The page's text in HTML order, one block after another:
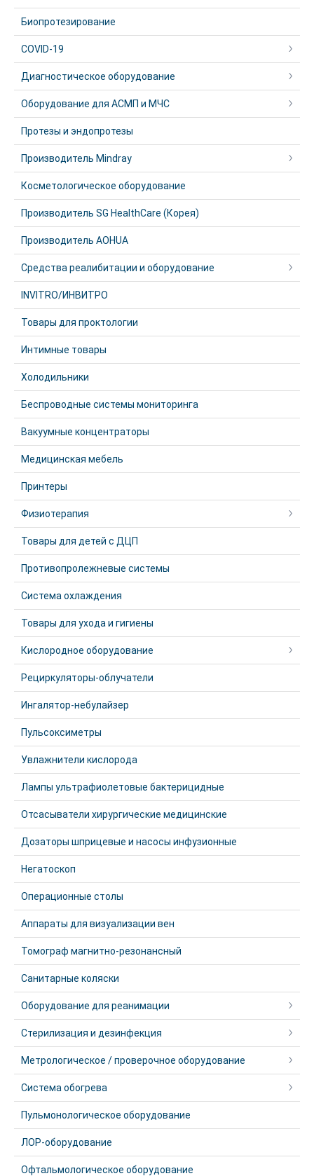
Биопротезирование
COVID-19
Диагностическое оборудование
Оборудование для АСМП и МЧС
Протезы и эндопротезы
Производитель Mindray
Косметологическое оборудование
Производитель SG HealthCare (Корея)
Производитель AOHUA
Средства реалибитации и оборудование
INVITRO/ИНВИТРО
Товары для проктологии
Интимные товары
Холодильники
Беспроводные системы мониторинга
Вакуумные концентраторы
Медицинская мебель
Принтеры
Физиотерапия
Товары для детей с ДЦП
Противопролежневые системы
Система охлаждения
Товары для ухода и гигиены
Кислородное оборудование
Рециркуляторы-облучатели
Ингалятор-небулайзер
Пульсоксиметры
Увлажнители кислорода
Лампы ультрафиолетовые бактерицидные
Отсасыватели хирургические медицинские
Дозаторы шприцевые и насосы инфузионные
Негатоскоп
Операционные столы
Аппараты для визуализации вен
Томограф магнитно-резонансный
Санитарные коляски
Оборудование для реанимации
Стерилизация и дезинфекция
Метрологическое / проверочное оборудование
Система обогрева
Пульмонологическое оборудование
ЛОР-оборудование
Офтальмологическое оборудование